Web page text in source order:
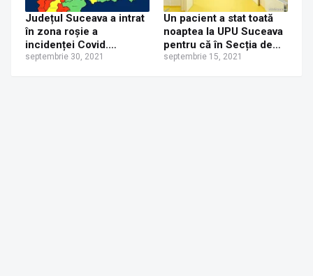
Județul Suceava a intrat
în zona roșie a
incidenței Covid.
Numărul de cazuri în
septembrie 30, 2021
Un pacient a stat toată
noaptea la UPU Suceava
pentru că în Secția de
Terapie Intensivă nu mai
septembrie 15, 2021